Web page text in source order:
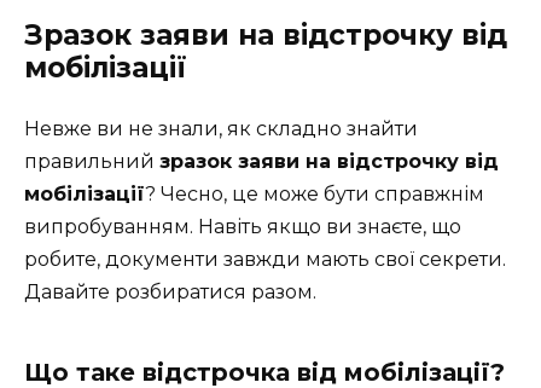
Зразок заяви на відстрочку від
мобілізації
Невже ви не знали, як складно знайти
правильний зразок заяви на відстрочку від
мобілізації? Чесно, це може бути справжнім
випробуванням. Навіть якщо ви знаєте, що
робите, документи завжди мають свої секрети.
Давайте розбиратися разом.
Що таке відстрочка від мобілізації?